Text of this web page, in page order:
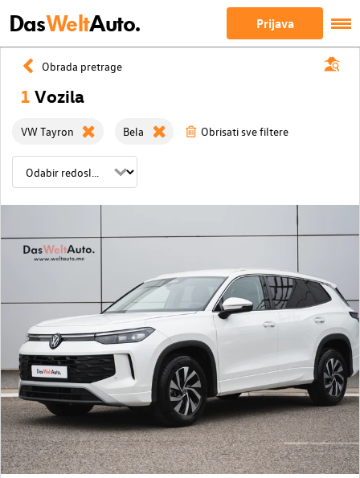
DasWeltAuto. Prijava
Obrada pretrage
1 Vozila
VW Tayron Bela Obrisati sve filtere